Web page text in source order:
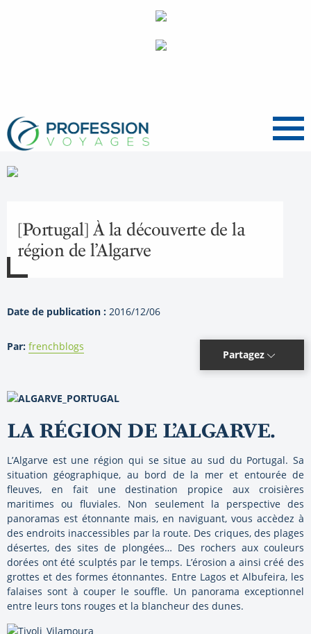
Menu
[Portugal] À la découverte de la
région de l’Algarve
Date de publication : 2016/12/06
Par: frenchblogs
Partagez
LA RÉGION DE L’ALGARVE.
L’Algarve est une région qui se situe au sud du Portugal. Sa
situation géographique, au bord de la mer et entourée de
fleuves, en fait une destination propice aux croisières
maritimes ou fluviales. Non seulement la perspective des
panoramas est étonnante mais, en naviguant, vous accèdez à
des endroits inaccessibles par la route. Des criques, des plages
désertes, des sites de plongées… Des rochers aux couleurs
dorées ont été sculptés par le temps. L’érosion a ainsi créé des
grottes et des formes étonnantes. Entre Lagos et Albufeira, les
falaises sont à couper le souffle. Un panorama exceptionnel
entre leurs tons rouges et la blancheur des dunes.